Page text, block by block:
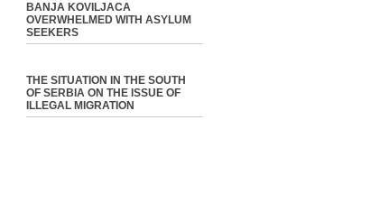
BANJA KOVILJACA
OVERWHELMED WITH ASYLUM
SEEKERS
THE SITUATION IN THE SOUTH
OF SERBIA ON THE ISSUE OF
ILLEGAL MIGRATION